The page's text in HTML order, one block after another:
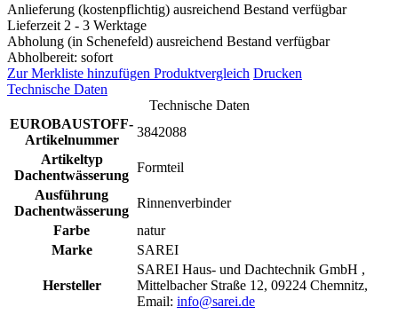
Anlieferung (kostenpflichtig) ausreichend Bestand verfügbar
Lieferzeit 2 - 3 Werktage
Abholung (in Schenefeld) ausreichend Bestand verfügbar
Abholbereit: sofort
Zur Merkliste hinzufügen Produktvergleich Drucken
Technische Daten
Technische Daten
EUROBAUSTOFF-
Artikelnummer
3842088
Artikeltyp
Dachentwässerung
Formteil
Ausführung
Dachentwässerung
Rinnenverbinder
Farbe
natur
Marke
SAREI
Hersteller
SAREI Haus- und Dachtechnik GmbH ,
Mittelbacher Straße 12, 09224 Chemnitz,
Email: info@sarei.de